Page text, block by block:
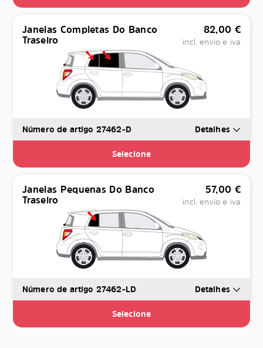
Janelas Completas Do Banco
Traseiro
82,00 €
incl. envio e iva
Número de artigo 27462-D Detalhes
Selecione
Janelas Pequenas Do Banco
Traseiro
57,00 €
incl. envio e iva
Número de artigo 27462-LD Detalhes
Selecione